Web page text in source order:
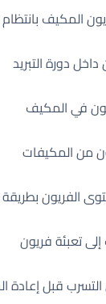
المكيف بانتظام
دورة التبريد
في المكيف
من المكيفات
بطريقة
تعبئة فريون
قبل إعادة